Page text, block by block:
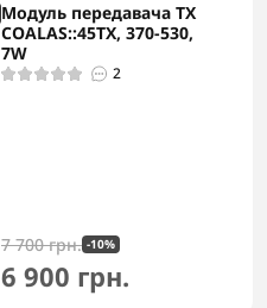
Модуль передавача TX
COALAS::45TX, 370-530,
7W
2
7 700 грн. -10%
6 900 грн.